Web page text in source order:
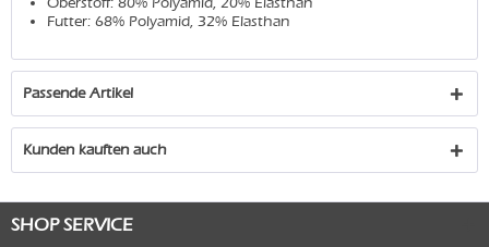
Futter: 68% Polyamid, 32% Elasthan
Passende Artikel
Kunden kauften auch
SHOP SERVICE